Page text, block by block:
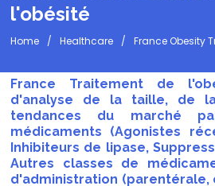
l'obésité
Home Healthcare France Obesity
France Traitement de
d'analyse de la taille, de
tendances du marché
médicaments (Agonistes
Inhibiteurs de lipase,
Autres classes de
d'administration (parentérale,